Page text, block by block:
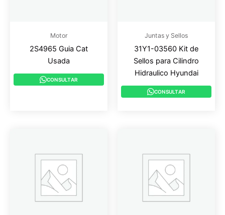
Motor
2S4965 Guia Cat
Usada
CONSULTAR
Juntas y Sellos
31Y1-03560 Kit de
Sellos para Cilindro
Hidraulico Hyundai
CONSULTAR